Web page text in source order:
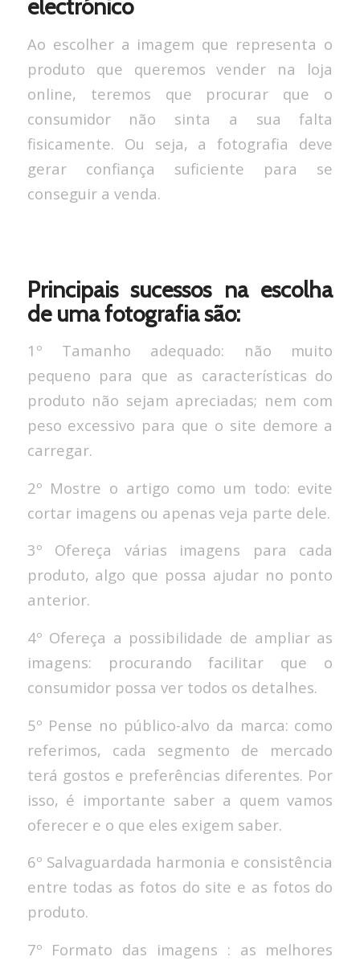
electrónico
Ao escolher a imagem que representa o
produto que queremos vender na loja
online, teremos que procurar que o
consumidor não sinta a sua falta
fisicamente. Ou seja, a fotografia deve
gerar confiança suficiente para se
conseguir a venda.
Principais sucessos na escolha
de uma fotografia são:
1º Tamanho adequado: não muito
pequeno para que as características do
produto não sejam apreciadas; nem com
peso excessivo para que o site demore a
carregar.
2º Mostre o artigo como um todo: evite
cortar imagens ou apenas veja parte dele.
3º Ofereça várias imagens para cada
produto, algo que possa ajudar no ponto
anterior.
4º Ofereça a possibilidade de ampliar as
imagens: procurando facilitar que o
consumidor possa ver todos os detalhes.
5º Pense no público-alvo da marca: como
referimos, cada segmento de mercado
terá gostos e preferências diferentes. Por
isso, é importante saber a quem vamos
oferecer e o que eles exigem saber.
6º Salvaguardada harmonia e consistência
entre todas as fotos do site e as fotos do
produto.
7º Formato das imagens : as melhores